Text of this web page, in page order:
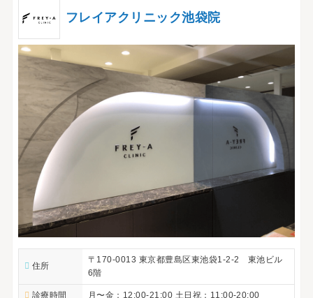
フレイアクリニック池袋院
住所
〒170-0013 東京都豊島区東池袋1-2-2 東池ビル
6階
診療時間 月〜金：12:00-21:00 土日祝：11:00-20:00